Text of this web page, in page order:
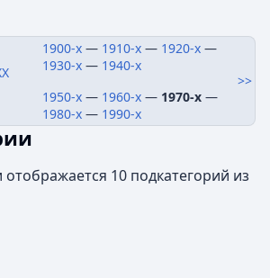
1900-х — 1910-х — 1920-х —
1930-х — 1940-х
1950-х — 1960-х — 1970-х —
1980-х — 1990-х
>>
отображается 10 подкатегорий из